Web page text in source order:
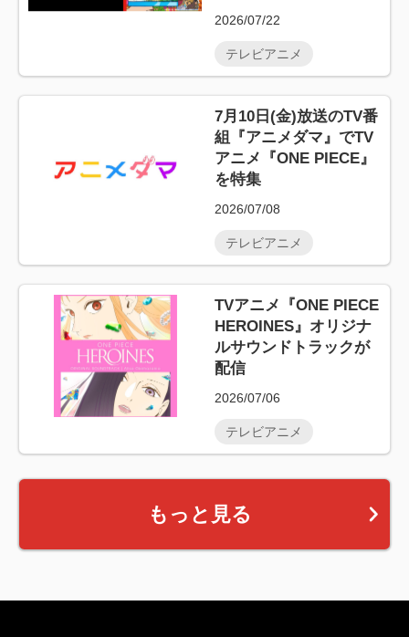
2026/07/22
テレビアニメ
7月10日(金)放送のTV番
組『アニメダマ』でTV
アニメ『ONE PIECE』
を特集
2026/07/08
テレビアニメ
TVアニメ『ONE PIECE
HEROINES』オリジナ
ルサウンドトラックが
配信
2026/07/06
テレビアニメ
もっと見る